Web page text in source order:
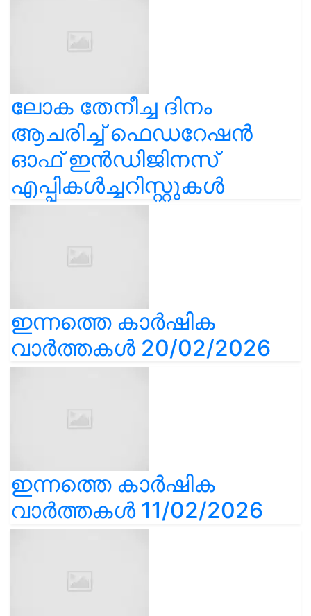
ലോക തേനീച്ച ദിനം
ആചരിച്ച് ഫെഡറേഷൻ
ഓഫ് ഇൻഡിജിനസ്
എപ്പികൾച്ചറിസ്റ്റുകൾ
ഇന്നത്തെ കാർഷിക
വാർത്തകൾ 20/02/2026
ഇന്നത്തെ കാർഷിക
വാർത്തകൾ 11/02/2026